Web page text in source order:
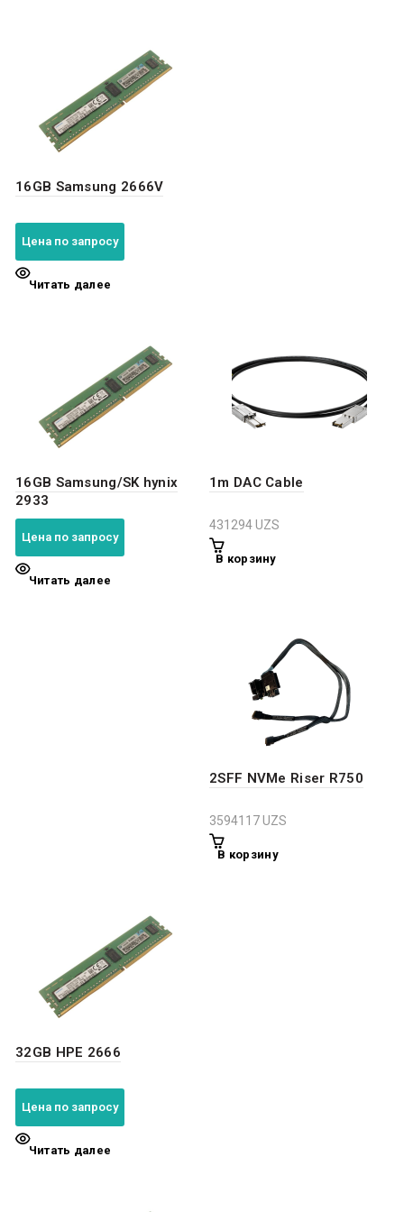
16GB Samsung 2666V
Цена по запросу
Читать далее
16GB Samsung/SK hynix
2933
Цена по запросу
Читать далее
1m DAC Cable
431294UZS
В корзину
2SFF NVMe Riser R750
3594117UZS
В корзину
32GB HPE 2666
Цена по запросу
Читать далее